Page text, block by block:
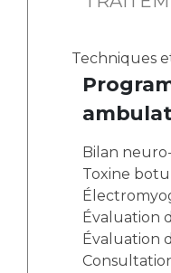
Techniques
Bilan
Toxine
Évaluation
Évaluation